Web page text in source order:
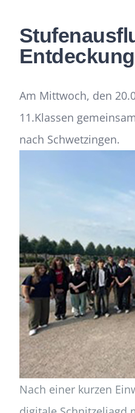
Am Mittwoch, den
11.Klassen
nach Schwetzingen.
Nach einer kurzen